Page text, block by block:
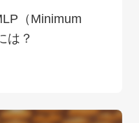
（Minimum
は？